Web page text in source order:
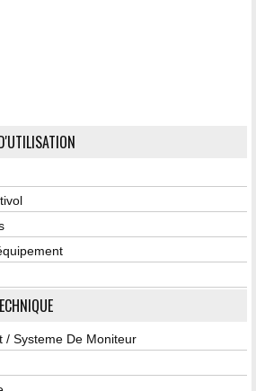
/ Systeme De Moniteur